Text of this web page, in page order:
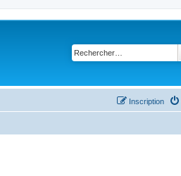
Inscription